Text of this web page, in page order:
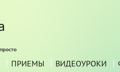
ПРИЕМЫ ВИДЕОУРОКИ